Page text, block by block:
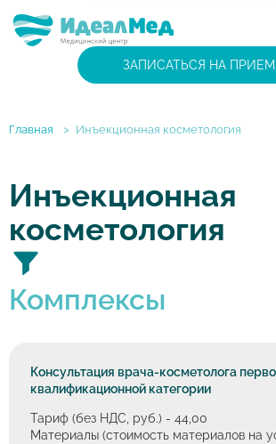
ЗАПИСАТЬСЯ НА ПРИЕМ
Главная > Инъекционная косметология
Инъекционная
косметология
Комплексы
Консультация врача-косметолога
квалификационной категории
Тариф (без НДС, руб.) - 44,00
Материалы (стоимость материалов на